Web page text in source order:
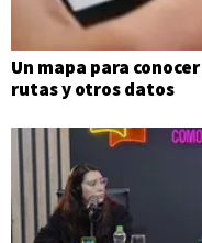
Un mapa para
rutas y otros datos